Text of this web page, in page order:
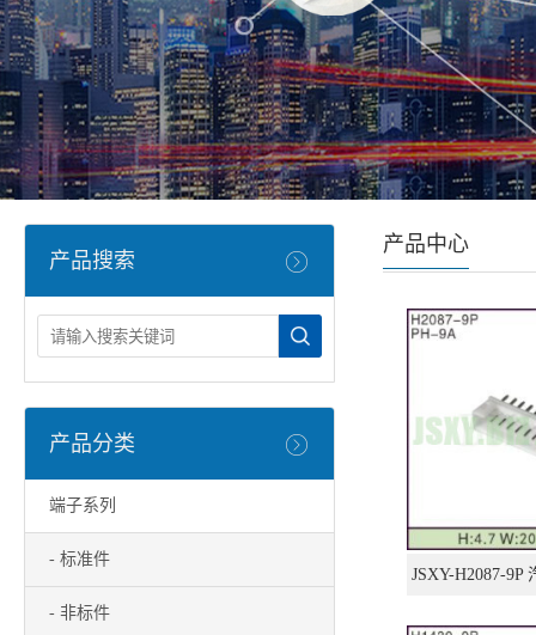
产品搜索
产品分类
端子系列
- 标准件
- 非标件
产品中心
JSXY-H2087-9P